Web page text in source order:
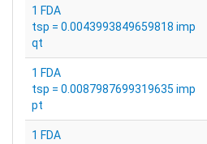
1 FDA
tsp = 0.0043993849659818 imp
qt
1 FDA
tsp = 0.0087987699319635 imp
pt
1 FDA